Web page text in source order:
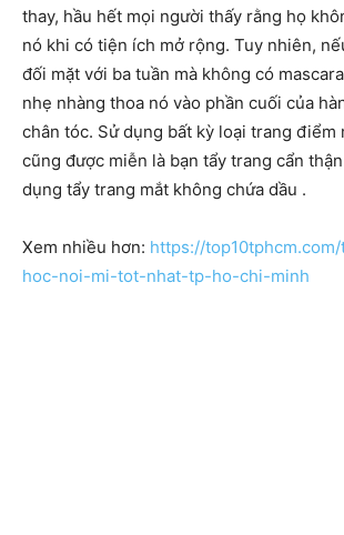
thay, hầu hết mọi người thấy rằng họ
nó khi có tiện ích mở rộng. Tuy nhiên,
đối mặt với ba tuần mà không có
nhẹ nhàng thoa nó vào phần cuối của
chân tóc. Sử dụng bất kỳ loại trang điểm
cũng được miễn là bạn tẩy trang cẩn
dụng tẩy trang mắt không chứa dầu .
Xem nhiều hơn: https://
hoc-noi-mi-tot-nhat-tp-ho-chi-minh